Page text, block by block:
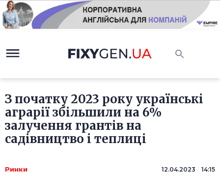
З початку 2023 року українські
аграрії збільшили на 6%
залучення грантів на
садівництво і теплиці
Ринки 12.04.2023 14:15